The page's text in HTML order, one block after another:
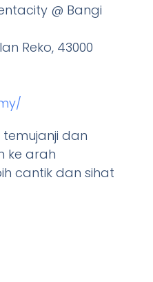
@ Bangi
Reko, 43000
temujanji dan
ke arah
cantik dan sihat